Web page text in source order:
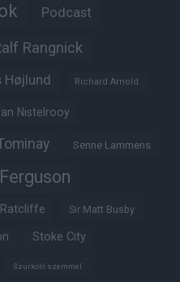
Podcast
Rangnick
Højlund Richard Arnold
Nistelrooy
Senne Lammens
Sir Matt Busby
Stoke City
Szurkoló szemmel